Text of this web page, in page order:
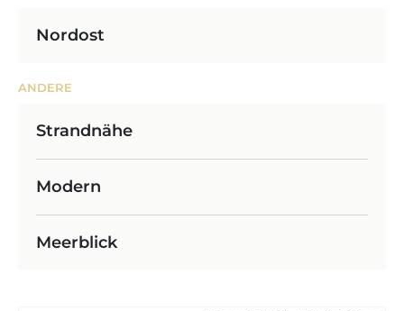
Nordost
ANDERE
Strandnähe
Modern
Meerblick